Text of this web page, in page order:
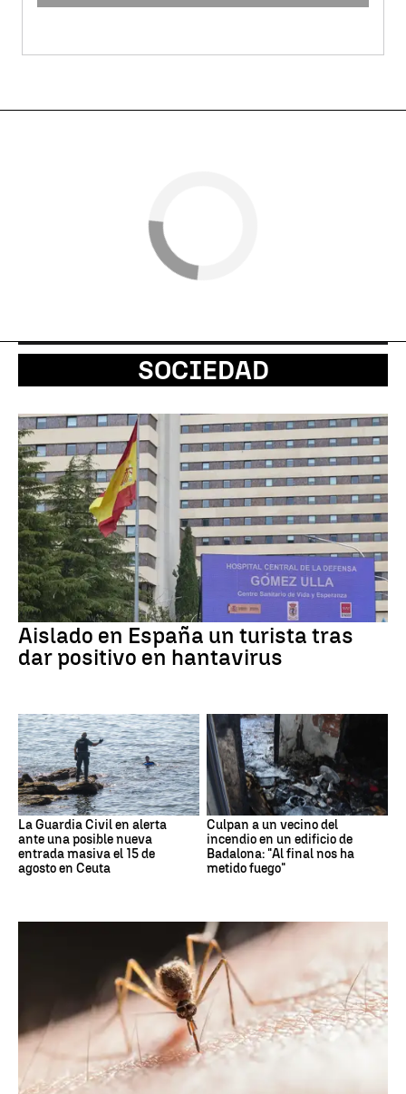
SOCIEDAD
Aislado en España un turista tras
dar positivo en hantavirus
La Guardia Civil en alerta
ante una posible nueva
entrada masiva el 15 de
agosto en Ceuta
Culpan a un vecino del
incendio en un edificio de
Badalona: "Al final nos ha
metido fuego"